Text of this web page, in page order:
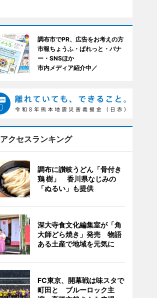
調布市でPR、広告をお考えの方
市報ちょうふ・ぱれっと・バナ
ー・SNSほか
市内メディア紹介中／
アクセスランキング
調布に讃岐うどん「骨付き
鶏 樹」 香川県なじみの
「ぬるい」も提供
深大寺食文化編集室が「角
大師どら焼き」発売 物語
ある土産で地域を元気に
FC東京、開幕戦は味スタで
町田と ブルーロック主